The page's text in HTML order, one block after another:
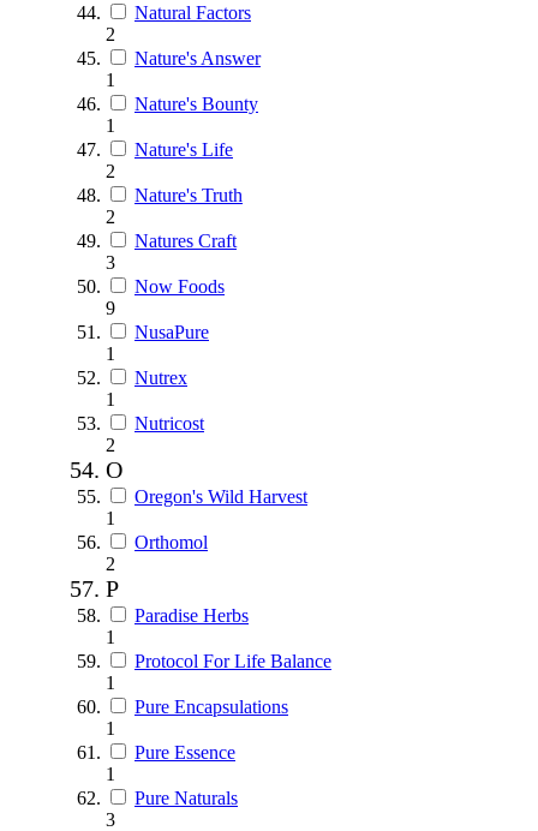
Natural Factors
2
Nature's Answer
1
Nature's Bounty
1
Nature's Life
2
Nature's Truth
2
Natures Craft
3
Now Foods
9
NusaPure
1
Nutrex
1
Nutricost
2
O
Oregon's Wild Harvest
1
Orthomol
2
P
Paradise Herbs
1
Protocol For Life Balance
1
Pure Encapsulations
1
Pure Essence
1
Pure Naturals
3